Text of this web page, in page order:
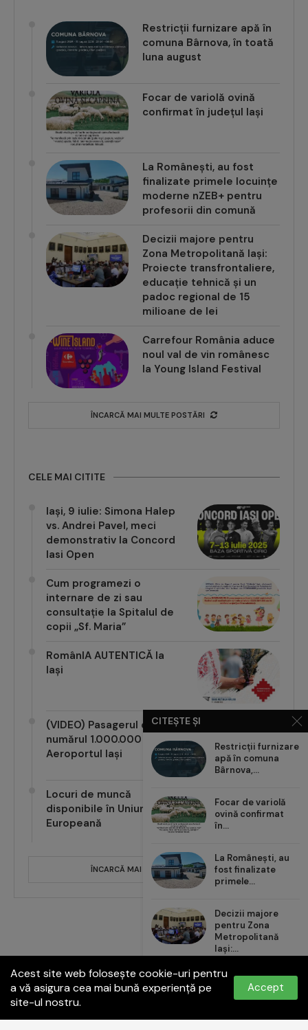
Restricții furnizare apă în
comuna Bârnova, în toată
luna august
Focar de variolă ovină
confirmat în județul Iași
La Românești, au fost
finalizate primele locuințe
moderne nZEB+ pentru
profesorii din comună
Decizii majore pentru
Zona Metropolitană Iași:
Proiecte transfrontaliere,
educație tehnică și un
padoc regional de 15
milioane de lei
Carrefour România aduce
noul val de vin românesc
la Young Island Festival
ÎNCARCĂ MAI MULTE POSTĂRI
CELE MAI CITITE
Iași, 9 iulie: Simona Halep
vs. Andrei Pavel, meci
demonstrativ la Concord
Iasi Open
Cum programezi o
internare de zi sau
consultație la Spitalul de
copii „Sf. Maria”
RomânIA AUTENTICĂ la
Iași
(VIDEO) Pasagerul cu
numărul 1.000.000 pe
Aeroportul Iași
Locuri de muncă
disponibile în Uniunea
Europeană
ÎNCARCĂ MAI MULTE POSTĂRI
Acest site web folosește cookie-uri pentru
a vă asigura cea mai bună experiență pe
site-ul nostru.
Accept
CITEȘTE ȘI
Restricții furnizare
apă în comuna
Bârnova,...
Focar de variolă
ovină confirmat
în...
La Românești, au
fost finalizate
primele...
Decizii majore
pentru Zona
Metropolitană
Iași:...
Carrefour România
aduce noul val de...